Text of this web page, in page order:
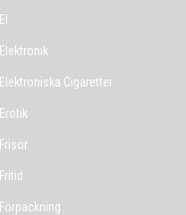
El
Elektronik
Elektroniska Cigaretter
Erotik
Frisör
Fritid
Förpackning